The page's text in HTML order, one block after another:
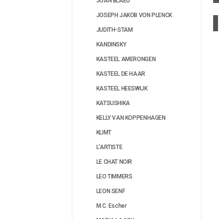
JOSEPH JAKOB VON PLENCK
JUDITH-STAM
KANDINSKY
KASTEEL AMERONGEN
KASTEEL DE HAAR
KASTEEL HEESWIJK
KATSUSHIKA
KELLY VAN KOPPENHAGEN
KLIMT
L’ARTISTE
LE CHAT NOIR
LEO TIMMERS
LEON SENF
M.C. Escher